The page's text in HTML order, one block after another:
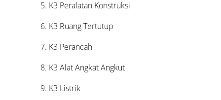
K3 Peralatan Konstruksi
K3 Ruang Tertutup
K3 Perancah
K3 Alat Angkat Angkut
K3 Listrik